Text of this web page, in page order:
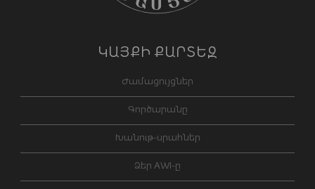
ԿԱՅՔԻ ՔԱՐՏԵԶ
Ժամացույցներ
Գործարանը
Խանութ-սրահներ
Ձեր AWI-ը